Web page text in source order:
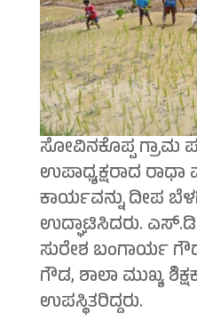
ಸೋವಿನಕೊಪ್ಪ ಗ್ರಾಮ
ಉಪಾಧ್ಯಕ್ಷರಾದ
ಕಾರ್ಯವನ್ನು ದೀಪ
ಉದ್ಘಾಟಿಸಿದರು.
ಸುರೇಶ ಬಂಗಾರ್ಯ
ಗೌಡ, ಶಾಲಾ ಮುಖ್ಯ
ಉಪಸ್ಥಿತರಿದ್ದರು.